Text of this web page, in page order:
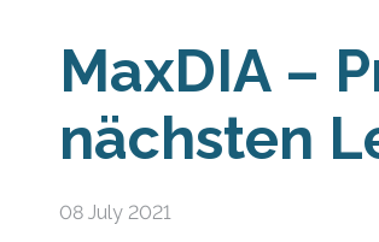
MaxDIA –
nächsten
08 July 2021